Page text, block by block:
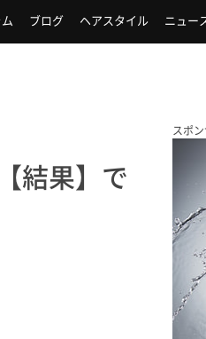
ム ブログ ヘアスタイル ニュー
結果】で
スポ